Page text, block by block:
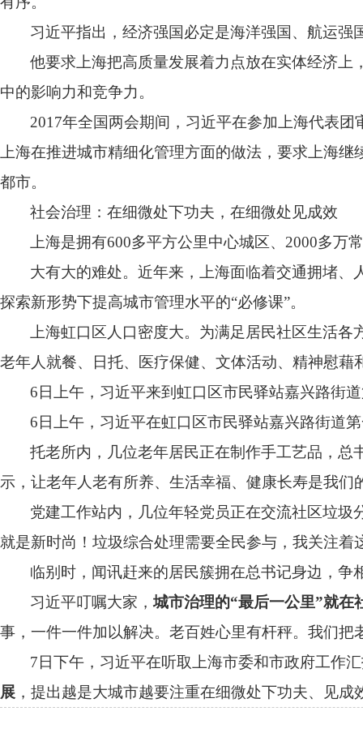
习近平指出，经济强国必定是海洋强国、航运
他要求上海把高质量发展着力点放在实体经济
中的影响力和竞争力。
2017年全国两会期间，习近平在参加上海代表
上海在推进城市精细化管理方面的做法，要求上海
都市。
社会治理：在细微处下功夫，在细微处见成效
上海是拥有600多平方公里中心城区、 2000多万
大有大的难处。近年来，上海面临着交通拥堵
探索新形势下提高城市管理水平的“必修课”。
上海虹口区人口密度大。为满足居民社区生活各
老年人就餐、日托、医疗保健、文体活动、精神慰
6 日上午，习近平来到虹口区市民驿站嘉兴路街
6 日上午，习近平在虹口区市民驿站嘉兴路街道
托老所内，几位老年居民正在制作手工艺品，总
示，让老年人老有所养、生活幸福、健康长寿是我
党建工作站内，几位年轻党员正在交流社区垃
就是新时尚！垃圾综合处理需要全民参与，我关注着
临别时，闻讯赶来的居民簇拥在总书记身边，争
习近平叮嘱大家，城市治理的“最后一公里”就在
事，一件一件加以解决。老百姓心里有杆秤。我们
7 日下午，习近平在听取上海市委和市政府工作
展 ，提出越是大城市越要注重在细微处下功夫、见成